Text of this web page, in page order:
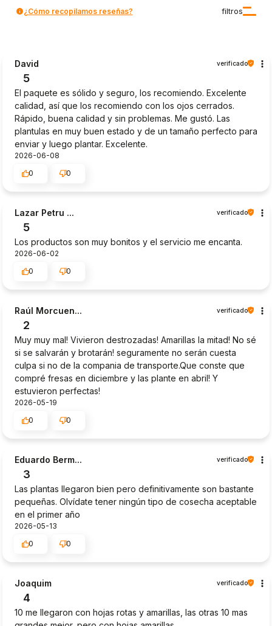
filtros
¿Cómo recopilamos reseñas?
David verificado
5
El paquete es sólido y seguro, los recomiendo. Excelente
calidad, así que los recomiendo con los ojos cerrados.
Rápido, buena calidad y sin problemas. Me gustó. Las
plantulas en muy buen estado y de un tamaño perfecto para
enviar y luego plantar. Excelente.
2026-06-08
0
0
Lazar Petru ... verificado
5
Los productos son muy bonitos y el servicio me encanta.
2026-06-02
0
0
Raúl Morcuen... verificado
2
Muy muy mal! Vivieron destrozadas! Amarillas la mitad! No sé
si se salvarán y brotarán! seguramente no serán cuesta
culpa si no de la compania de transporte.Que conste que
compré fresas en diciembre y las plante en abril! Y
estuvieron perfectas!
2026-05-19
0
0
Eduardo Berm... verificado
3
Las plantas llegaron bien pero definitivamente son bastante
pequeñas. Olvídate tener ningún tipo de cosecha aceptable
en el primer año
2026-05-13
0
0
Joaquim verificado
4
10 me llegaron con hojas rotas y amarillas, las otras 10 mas